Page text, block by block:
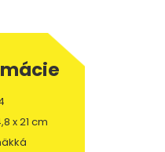
x 21 cm